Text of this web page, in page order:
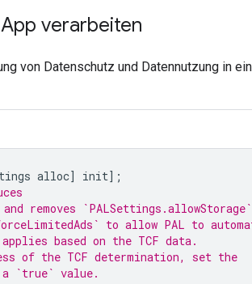
verarbeiten
von Datenschutz und Datennutzung in
alloc] init];
removes
to allow PAL to
based on the TCF data.
of the TCF determination, set the
`true` value.